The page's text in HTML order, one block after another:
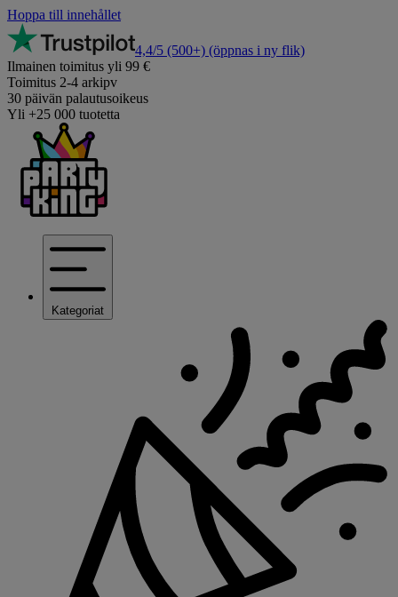
Hoppa till innehållet
4,4/5 (500+) (öppnas i ny flik)
Ilmainen toimitus yli 99 €
Toimitus 2-4 arkipv
30 päivän palautusoikeus
Yli +25 000 tuotetta
Kategoriat